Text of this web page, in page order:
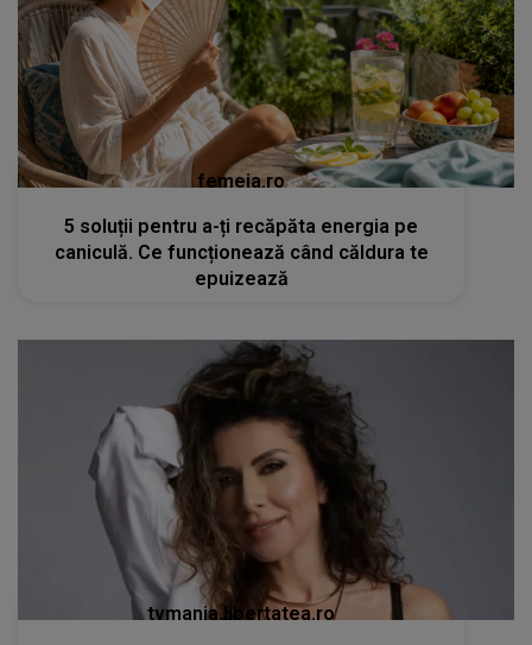
femeia.ro
5 soluții pentru a-ți recăpăta energia pe
caniculă. Ce funcționează când căldura te
epuizează
tvmania.libertatea.ro